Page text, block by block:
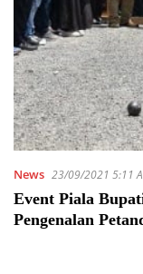
News 23/09/2021 5:11
Event Piala
Pengenalan